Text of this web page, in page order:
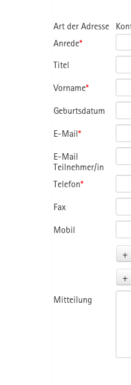
Art der Adresse
Anrede*
Titel
Vorname*
Geburtsdatum
E-Mail*
E-Mail
Teilnehmer/in
Telefon*
Fax
Mobil
+
+
Mitteilung